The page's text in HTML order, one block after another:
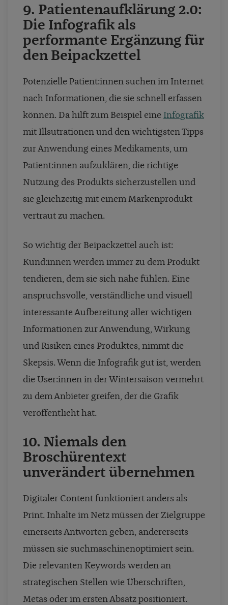
9. Patientenaufklärung 2.0:
Die Infografik als
performante Ergänzung für
den Beipackzettel
Potenzielle Patient:innen suchen im Internet
nach Informationen, die sie schnell erfassen
können. Da hilft zum Beispiel eine Infografik
mit Illsutrationen und den wichtigsten Tipps
zur Anwendung eines Medikaments, um
Patient:innen aufzuklären, die richtige
Nutzung des Produkts sicherzustellen und
sie gleichzeitig mit einem Markenprodukt
vertraut zu machen.
So wichtig der Beipackzettel auch ist:
Kund:innen werden immer zu dem Produkt
tendieren, dem sie sich nahe fühlen. Eine
anspruchsvolle, verständliche und visuell
interessante Aufbereitung aller wichtigen
Informationen zur Anwendung, Wirkung
und Risiken eines Produktes, nimmt die
Skepsis. Wenn die Infografik gut ist, werden
die User:innen in der Wintersaison vermehrt
zu dem Anbieter greifen, der die Grafik
veröffentlicht hat.
10. Niemals den
Broschürentext
unverändert übernehmen
Digitaler Content funktioniert anders als
Print. Inhalte im Netz müssen der Zielgruppe
einerseits Antworten geben, andererseits
müssen sie suchmaschinenoptimiert sein.
Die relevanten Keywords werden an
strategischen Stellen wie Überschriften,
Metas oder im ersten Absatz positioniert.